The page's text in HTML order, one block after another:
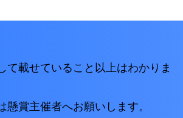
て載せていること以上はわかりま
懸賞主催者へお願いします。